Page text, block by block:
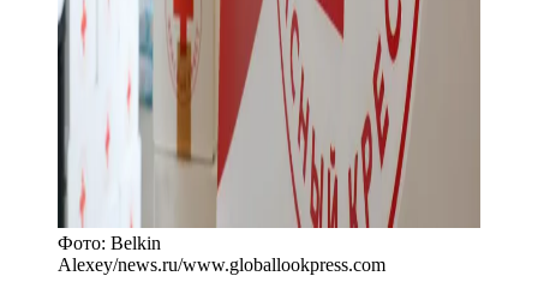
Фото: Belkin
Alexey/news.ru/www.globallookpress.com